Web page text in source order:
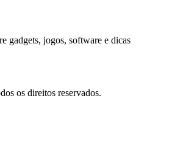
gadgets, jogos, software e dicas
os direitos reservados.